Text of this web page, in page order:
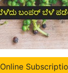
Online